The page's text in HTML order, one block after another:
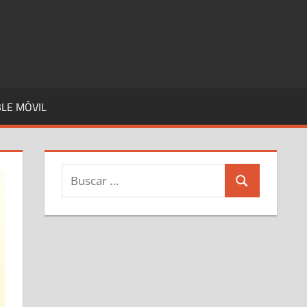
MÓVIL
Buscar:
Buscar